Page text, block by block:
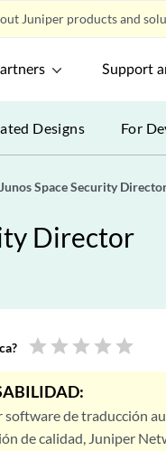
Juniper products and
Support
Designs For
Space Security
Director
star star star star star
software de traducción
de calidad, Juniper